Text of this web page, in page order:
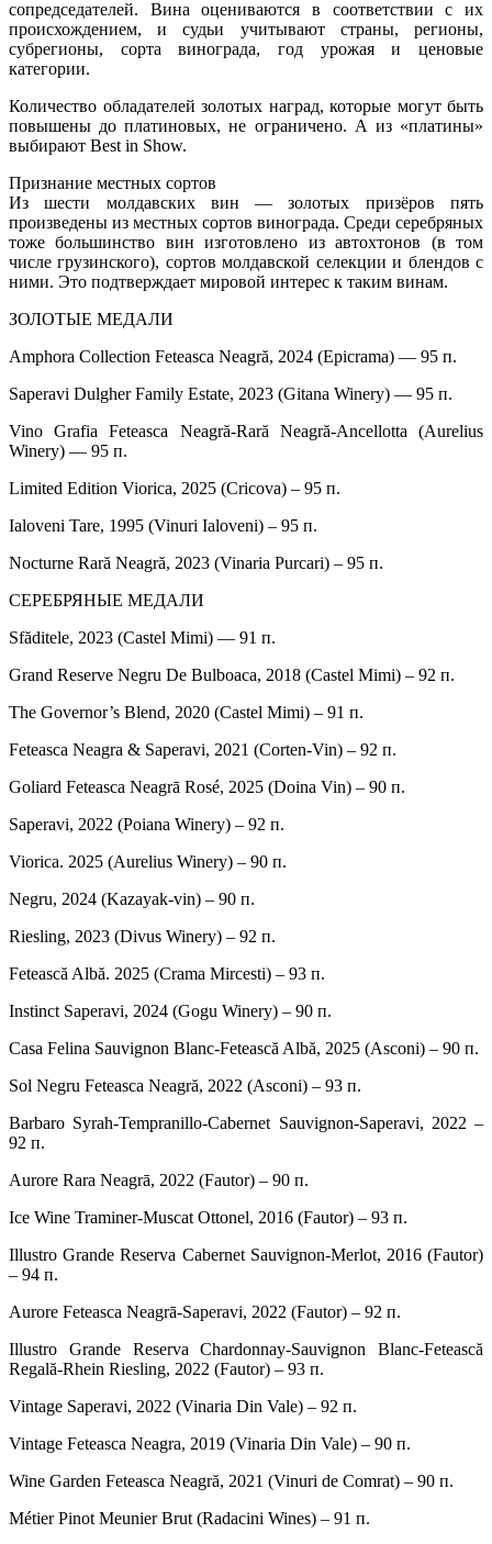
сопредседателей. Вина оцениваются в соответствии с их
происхождением, и судьи учитывают страны, регионы,
субрегионы, сорта винограда, год урожая и ценовые
категории.
Количество обладателей золотых наград, которые могут быть
повышены до платиновых, не ограничено. А из «платины»
выбирают Best in Show.
Признание местных сортов
Из шести молдавских вин — золотых призёров пять
произведены из местных сортов винограда. Среди серебряных
тоже большинство вин изготовлено из автохтонов (в том
числе грузинского), сортов молдавской селекции и блендов с
ними. Это подтверждает мировой интерес к таким винам.
ЗОЛОТЫЕ МЕДАЛИ
Amphora Collection Feteasca Neagră, 2024 (Epicrama) — 95 п.
Saperavi Dulgher Family Estate, 2023 (Gitana Winery) — 95 п.
Vino Grafia Feteasca Neagră-Rară Neagră-Ancellotta (Aurelius
Winery) — 95 п.
Limited Edition Viorica, 2025 (Cricova) – 95 п.
Ialoveni Tare, 1995 (Vinuri Ialoveni) – 95 п.
Nocturne Rară Neagră, 2023 (Vinaria Purcari) – 95 п.
СЕРЕБРЯНЫЕ МЕДАЛИ
Sfăditele, 2023 (Castel Mimi) — 91 п.
Grand Reserve Negru De Bulboaca, 2018 (Castel Mimi) – 92 п.
The Governor’s Blend, 2020 (Castel Mimi) – 91 п.
Feteasca Neagra & Saperavi, 2021 (Corten-Vin) – 92 п.
Goliard Feteasca Neagrā Rosé, 2025 (Doina Vin) – 90 п.
Saperavi, 2022 (Poiana Winery) – 92 п.
Viorica. 2025 (Aurelius Winery) – 90 п.
Negru, 2024 (Kazayak-vin) – 90 п.
Riesling, 2023 (Divus Winery) – 92 п.
Fetească Albă. 2025 (Crama Mircesti) – 93 п.
Instinct Saperavi, 2024 (Gogu Winery) – 90 п.
Casa Felina Sauvignon Blanc-Fetească Albă, 2025 (Asconi) – 90 п.
Sol Negru Feteasca Neagră, 2022 (Asconi) – 93 п.
Barbaro Syrah-Tempranillo-Cabernet Sauvignon-Saperavi, 2022 –
92 п.
Aurore Rara Neagrā, 2022 (Fautor) – 90 п.
Ice Wine Traminer-Muscat Ottonel, 2016 (Fautor) – 93 п.
Illustro Grande Reserva Cabernet Sauvignon-Merlot, 2016 (Fautor)
– 94 п.
Aurore Feteasca Neagrā-Saperavi, 2022 (Fautor) – 92 п.
Illustro Grande Reserva Chardonnay-Sauvignon Blanc-Fetească
Regală-Rhein Riesling, 2022 (Fautor) – 93 п.
Vintage Saperavi, 2022 (Vinaria Din Vale) – 92 п.
Vintage Feteasca Neagra, 2019 (Vinaria Din Vale) – 90 п.
Wine Garden Feteasca Neagră, 2021 (Vinuri de Comrat) – 90 п.
Métier Pinot Meunier Brut (Radacini Wines) – 91 п.